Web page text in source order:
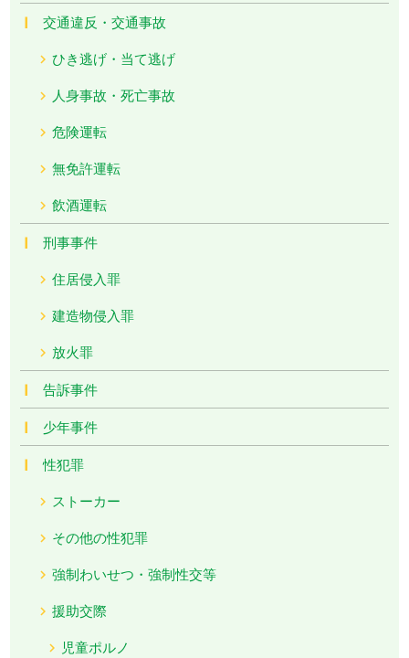
交通違反・交通事故
ひき逃げ・当て逃げ
人身事故・死亡事故
危険運転
無免許運転
飲酒運転
刑事事件
住居侵入罪
建造物侵入罪
放火罪
告訴事件
少年事件
性犯罪
ストーカー
その他の性犯罪
強制わいせつ・強制性交等
援助交際
児童ポルノ